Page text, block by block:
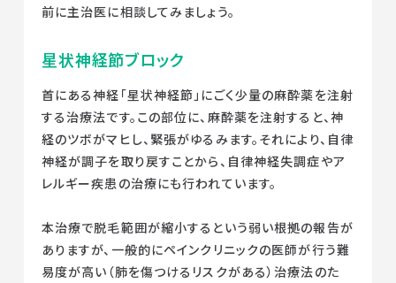
前に主治医に相談してみましょう。
星状神経節ブロック
首にある神経「星状神経節」にごく少量の麻酔薬を注射
する治療法です。この部位に、麻酔薬を注射すると、神
経のツボがマヒし、緊張がゆるみます。それにより、自律
神経が調子を取り戻すことから、自律神経失調症やア
レルギー疾患の治療にも行われています。
本治療で脱毛範囲が縮小するという弱い根拠の報告が
ありますが、一般的にペインクリニックの医師が行う難
易度が高い（肺を傷つけるリスクがある）治療法のた